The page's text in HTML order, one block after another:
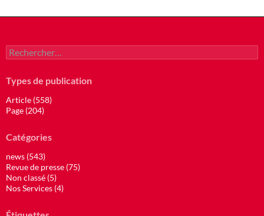
Rechercher :
Types de publication
Article (558)
Page (204)
Catégories
news (543)
Revue de presse (75)
Non classé (5)
Nos Services (4)